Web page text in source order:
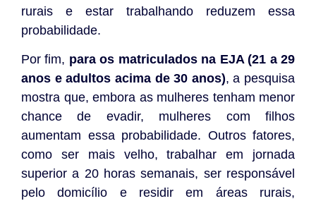
rurais e estar trabalhando reduzem essa
probabilidade.
Por fim, para os matriculados na EJA (21 a 29
anos e adultos acima de 30 anos), a pesquisa
mostra que, embora as mulheres tenham menor
chance de evadir, mulheres com filhos
aumentam essa probabilidade. Outros fatores,
como ser mais velho, trabalhar em jornada
superior a 20 horas semanais, ser responsável
pelo domicílio e residir em áreas rurais,